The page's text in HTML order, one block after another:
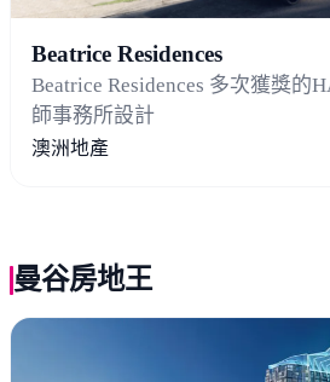
Beatrice Residences
Beatrice Residences 多次獲獎的
師事務所設計
澳洲地產
曼谷房地王